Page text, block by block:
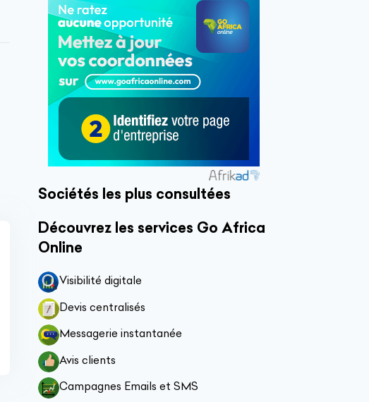
Sociétés les plus consultées
Découvrez les services Go Africa
Online
Visibilité digitale
Devis centralisés
Messagerie instantanée
Avis clients
Campagnes Emails et SMS